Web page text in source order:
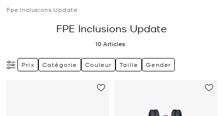
Fpe Inclusions Update
FPE Inclusions Update
10 Articles
Prix Catégorie Couleur Taille Gender